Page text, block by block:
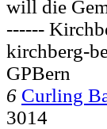
will die
------
kirchberg-
GPBern
6 Curling
3014